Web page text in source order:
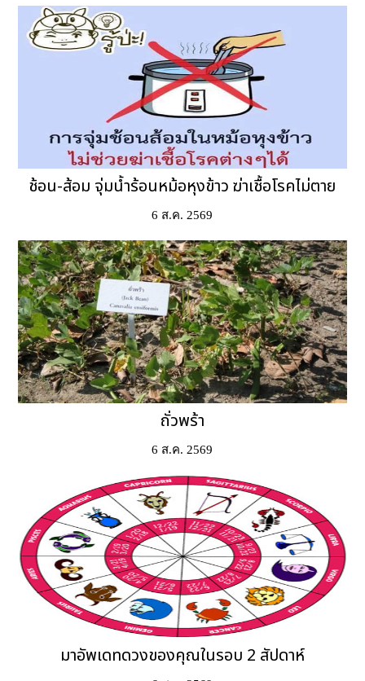
ช้อน-ส้อม จุ่มน้ำร้อนหม้อหุงข้าว ฆ่าเชื้อโรคไม่ตาย
6 ส.ค. 2569
ถั่วพร้า
6 ส.ค. 2569
มาอัพเดทดวงของคุณในรอบ 2 สัปดาห์